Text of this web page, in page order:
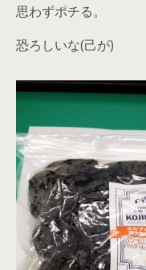
思わずポチる。
恐ろしいな(己が)